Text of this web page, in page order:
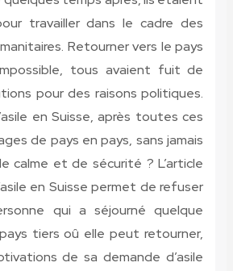
travailler dans le cadre des
Retourner vers le pays
tous avaient fuit de
pour des raisons politiques.
en Suisse, après toutes ces
de pays en pays, sans jamais
calme et de sécurité ?L’article
en Suisse permet de refuser
qui a séjourné quelque
tiers oû elle peut retourner,
de sa demande d’asile